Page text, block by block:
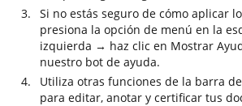
Si no estás seguro de cómo aplicar
presiona la opción de menú en la
izquierda → haz clic en Mostrar
nuestro bot de ayuda.
Utiliza otras funciones de la barra
para editar, anotar y certificar tus